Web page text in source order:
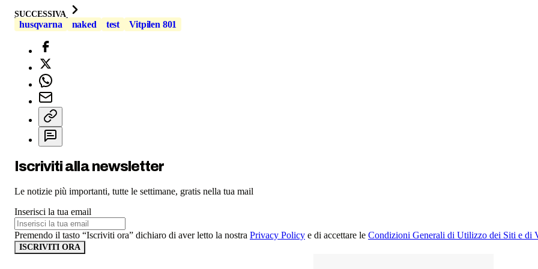
SUCCESSIVA
husqvarna naked test Vitpilen 801
Iscriviti alla newsletter
Le notizie più importanti, tutte le settimane, gratis nella tua mail
Inserisci la tua email
Premendo il tasto “Iscriviti ora” dichiaro di aver letto la nostra Privacy Policy e di accettare le Condizioni Generali di Utilizzo dei Siti e di
ISCRIVITI ORA